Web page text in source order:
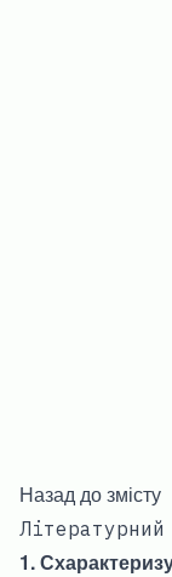
Назад до змісту
1.